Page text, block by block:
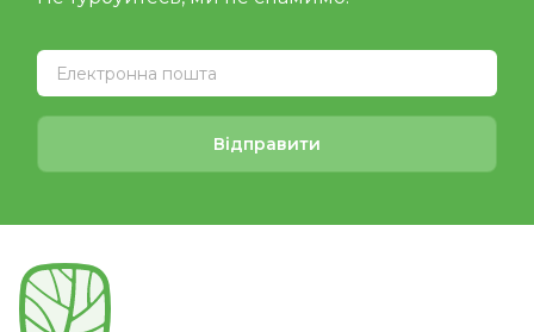
Відправити